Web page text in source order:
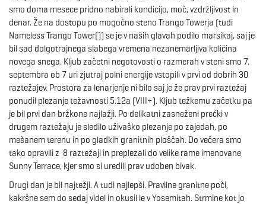
a
t
smo doma mesece pridno nabirali kondicijo, moč, vzdržljivost in
denar. Že na dostopu po mogočno steno Trango Towerja (tudi
Nameless Trango Tower()) se je v naših glavah podilo marsikaj, saj je
bil sad dolgotrajnega slabega vremena nezanemarljiva količina
novega snega. Kljub začetni negotovosti o razmerah v steni smo 7.
septembra ob 7 uri zjutraj polni energije vstopili v prvi od dobrih 30
raztežajev. Prostora za lenarjenje ni bilo saj je že prav prvi raztežaj
ponudil plezanje težavnosti 5.12a (VIII+). Kljub težkemu začetku pa
je bil prvi dan bržkone najlažji. Po delikatni zasneženi prečki v
drugem raztežaju je sledilo uživaško plezanje po zajedah, po
mešanem terenu in po gladkih granitnih ploščah. Do večera smo
tako opravili z 8 raztežaji in preplezali do velike rame imenovane
Sunny Terrace, kjer smo si uredili prav udoben bivak.
Drugi dan je bil najtežji. A tudi najlepši. Pravilne granitne poči,
kakršne sem do sedaj videl in okusil le v Yosemitah. Strmine kot jo